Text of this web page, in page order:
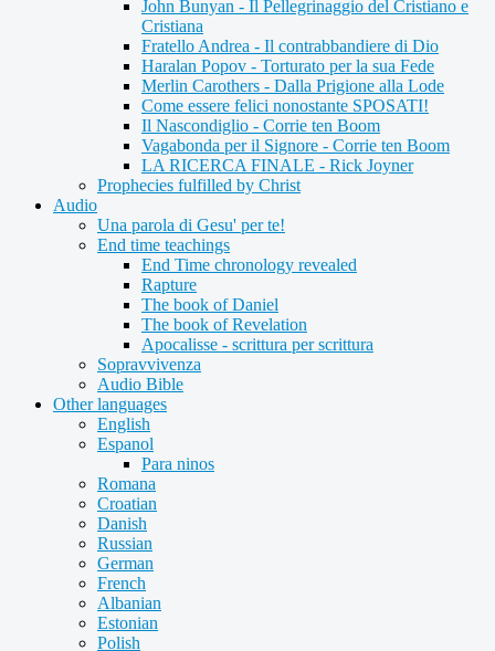
John Bunyan - Il Pellegrinaggio del Cristiano e
Cristiana
Fratello Andrea - Il contrabbandiere di Dio
Haralan Popov - Torturato per la sua Fede
Merlin Carothers - Dalla Prigione alla Lode
Come essere felici nonostante SPOSATI!
Il Nascondiglio - Corrie ten Boom
Vagabonda per il Signore - Corrie ten Boom
LA RICERCA FINALE - Rick Joyner
Prophecies fulfilled by Christ
Audio
Una parola di Gesu' per te!
End time teachings
End Time chronology revealed
Rapture
The book of Daniel
The book of Revelation
Apocalisse - scrittura per scrittura
Sopravvivenza
Audio Bible
Other languages
English
Espanol
Para ninos
Romana
Croatian
Danish
Russian
German
French
Albanian
Estonian
Polish